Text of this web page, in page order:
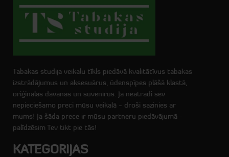
Tabakas studija veikalu tīkls piedāvā kvalitātīvus tabakas
izstrādājumus un aksesuārus, ūdenspīpes plāšā klastā,
oriģinalās dāvanas un suvenīrus. Ja neatradi sev
nepieciešamo preci mūsu veikalā - droši sazinies ar
mums! Ja šāda prece ir mūsu partneru piedāvājumā -
palīdzēsim Tev tikt pie tās!
KATEGORIJAS